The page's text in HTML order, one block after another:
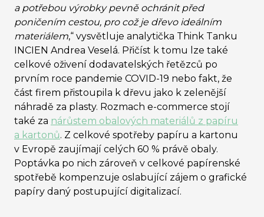
a potřebou výrobky pevně ochránit před
poničením cestou, pro což je dřevo ideálním
materiálem,“ vysvětluje analytička Think Tanku
INCIEN Andrea Veselá. Přičíst k tomu lze také
celkové oživení dodavatelských řetězců po
prvním roce pandemie COVID-19 nebo fakt, že
část firem přistoupila k dřevu jako k zelenější
náhradě za plasty. Rozmach e-commerce stojí
také za nárůstem obalových materiálů z papíru
a kartonů. Z celkové spotřeby papíru a kartonu
v Evropě zaujímají celých 60 % právě obaly.
Poptávka po nich zároveň v celkové papírenské
spotřebě kompenzuje oslabující zájem o grafické
papíry daný postupující digitalizací.